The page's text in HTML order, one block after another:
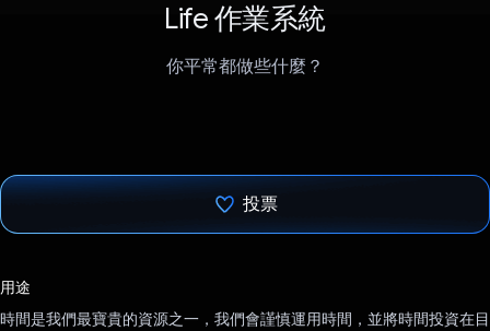
Life 作業系統
你平常都做些什麼？
投票
用途
時間是我們最寶貴的資源之一，我們會謹慎運用時間，並將時間投資在目